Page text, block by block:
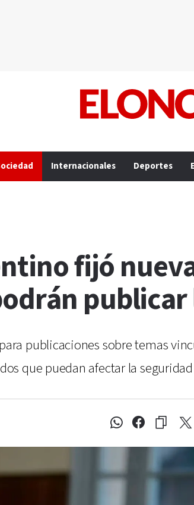
Internacionales Deportes
fijó
publicaciones sobre temas
que puedan afectar la